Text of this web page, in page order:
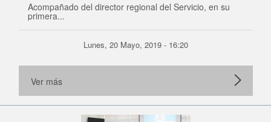
Acompañado del director regional del Servicio, en su
primera...
Lunes, 20 Mayo, 2019 - 16:20
Ver más